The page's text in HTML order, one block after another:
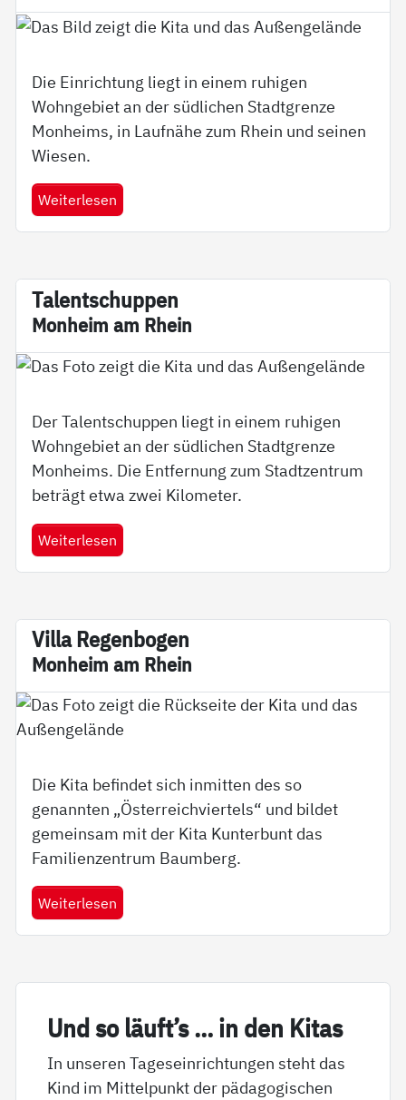
Die Einrichtung liegt in einem ruhigen
Wohngebiet an der südlichen Stadtgrenze
Monheims, in Laufnähe zum Rhein und seinen
Wiesen.
Weiterlesen
Ta­l­ent­schup­pen
Mon­heim am Rhein
Der Talentschuppen liegt in einem ruhigen
Wohngebiet an der südlichen Stadtgrenze
Monheims. Die Entfernung zum Stadtzentrum
beträgt etwa zwei Kilometer.
Weiterlesen
Vil­la Re­gen­bo­gen
Mon­heim am Rhein
Die Kita befindet sich inmitten des so
genannten „Österreichviertels“ und bildet
gemeinsam mit der Kita Kunterbunt das
Familienzentrum Baumberg.
Weiterlesen
Und so läuft’s … in den Ki­tas
In unseren Tageseinrichtungen steht das
Kind im Mittelpunkt der pädagogischen